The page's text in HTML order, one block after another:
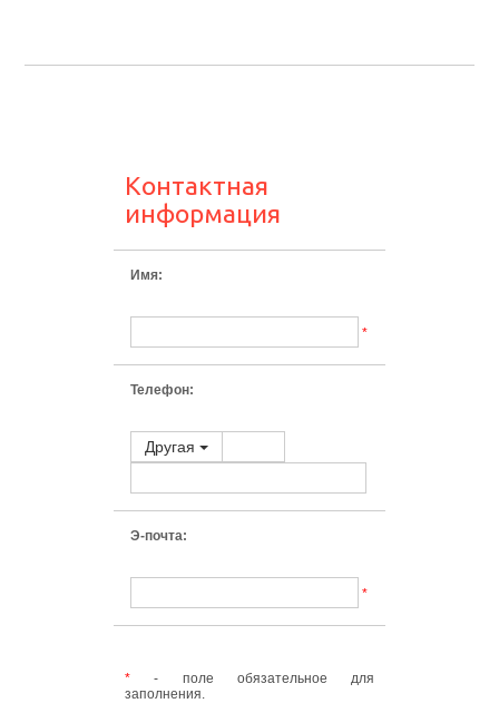
Контактная
информация
Имя:
*
Телефон:
Другая
Э-почта:
*
* - поле обязательное для
заполнения.